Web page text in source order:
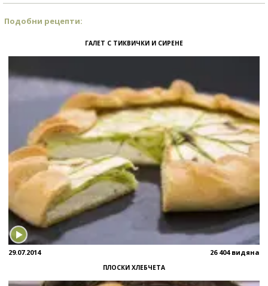
Подобни рецепти:
ГАЛЕТ С ТИКВИЧКИ И СИРЕНЕ
29.07.2014 26 404 видяна
ПЛОСКИ ХЛЕБЧЕТА